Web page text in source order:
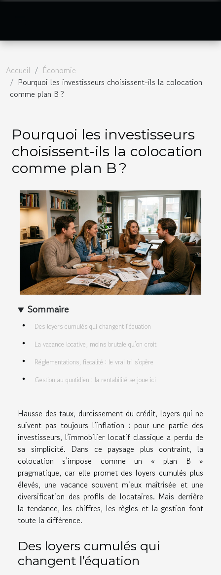
Accueil
Économie
Pourquoi les investisseurs choisissent-ils la colocation
comme plan B ?
Pourquoi les investisseurs
choisissent-ils la colocation
comme plan B ?
Sommaire
Des loyers cumulés qui changent l’équation
La vacance locative, moins brutale qu’on croit
Réglementations, fiscalité : le vrai tri s’opère
Gestion au quotidien : la rentabilité se joue ici
Hausse des taux, durcissement du crédit, loyers qui ne
suivent pas toujours l’inflation : pour une partie des
investisseurs, l’immobilier locatif classique a perdu de
sa simplicité. Dans ce paysage plus contraint, la
colocation s’impose comme un « plan B »
pragmatique, car elle promet des loyers cumulés plus
élevés, une vacance souvent mieux maîtrisée et une
diversification des profils de locataires. Mais derrière
la tendance, les chiffres, les règles et la gestion font
toute la différence.
Des loyers cumulés qui
changent l’équation